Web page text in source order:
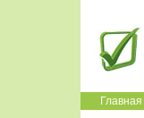
Главная